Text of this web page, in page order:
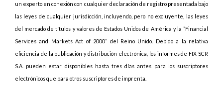
un experto en conexión con cualquier declaración de registro presentada bajo
las leyes de cualquier jurisdicción, incluyendo, pero no excluyente, las leyes
del mercado de títulos y valores de Estados Unidos de América y la “Financial
Services and Markets Act of 2000” del Reino Unido. Debido a la relativa
eficiencia de la publicación y distribución electrónica, los informes de FIX SCR
S.A. pueden estar disponibles hasta tres días antes para los suscriptores
electrónicos que para otros suscriptores de imprenta.